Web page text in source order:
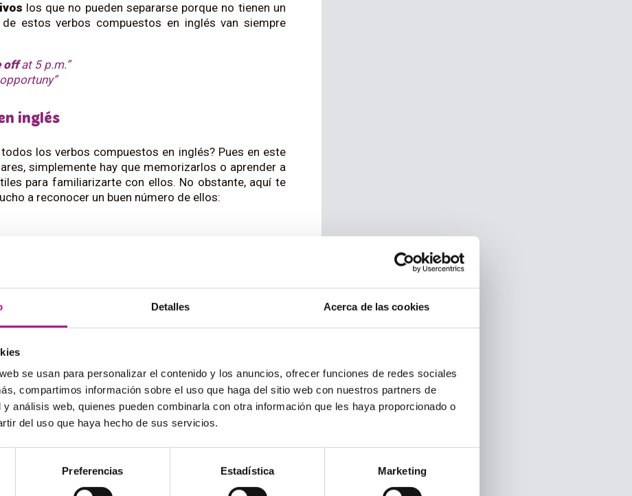
Detalles Acerca de las cookies
se usan para personalizar el contenido y los anuncios, ofrecer funciones de redes sociales
compartimos información sobre el uso que haga del sitio web con nuestros partners de
análisis web, quienes pueden combinarla con otra información que les haya proporcionado o
del uso que haya hecho de sus servicios.
Preferencias Estadística Marketing
los que no pueden separarse porque no tienen un
estos verbos compuestos en inglés van siempre
offat 5 p.m.”
inglés
los verbos compuestos en inglés? Pues en este
simplemente hay que memorizarlos o aprender a
para familiarizarte con ellos. No obstante, aquí te
a reconocer un buen número de ellos: